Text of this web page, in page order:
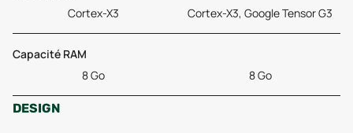
Cortex-X3
Cortex-X3, Google Tensor G3
Capacité RAM
8 Go
8 Go
DESIGN